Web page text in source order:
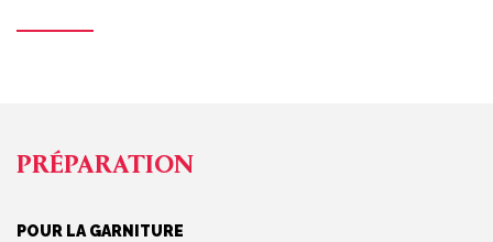
PRÉPARATION
POUR LA GARNITURE